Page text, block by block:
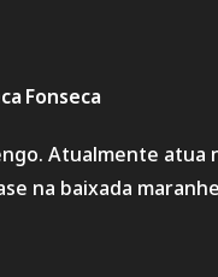
Fonseca
Atualmente atua
na baixada